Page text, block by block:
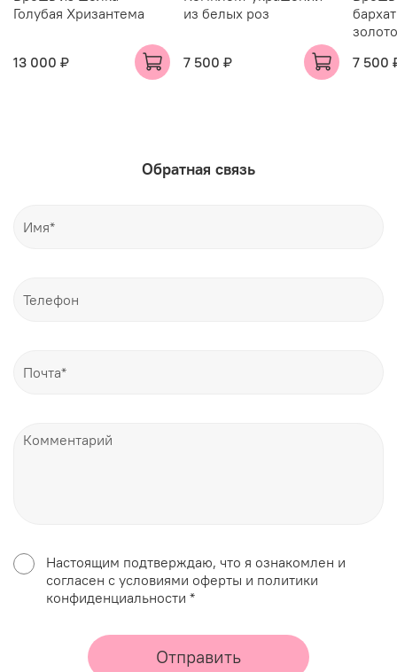
Голубая Хризантема
13 000 ₽
из белых роз
7 500 ₽
7 500
Обратная связь
Настоящим подтверждаю, что я ознакомлен и
согласен с условиями оферты и политики
конфиденциальности *
Отправить